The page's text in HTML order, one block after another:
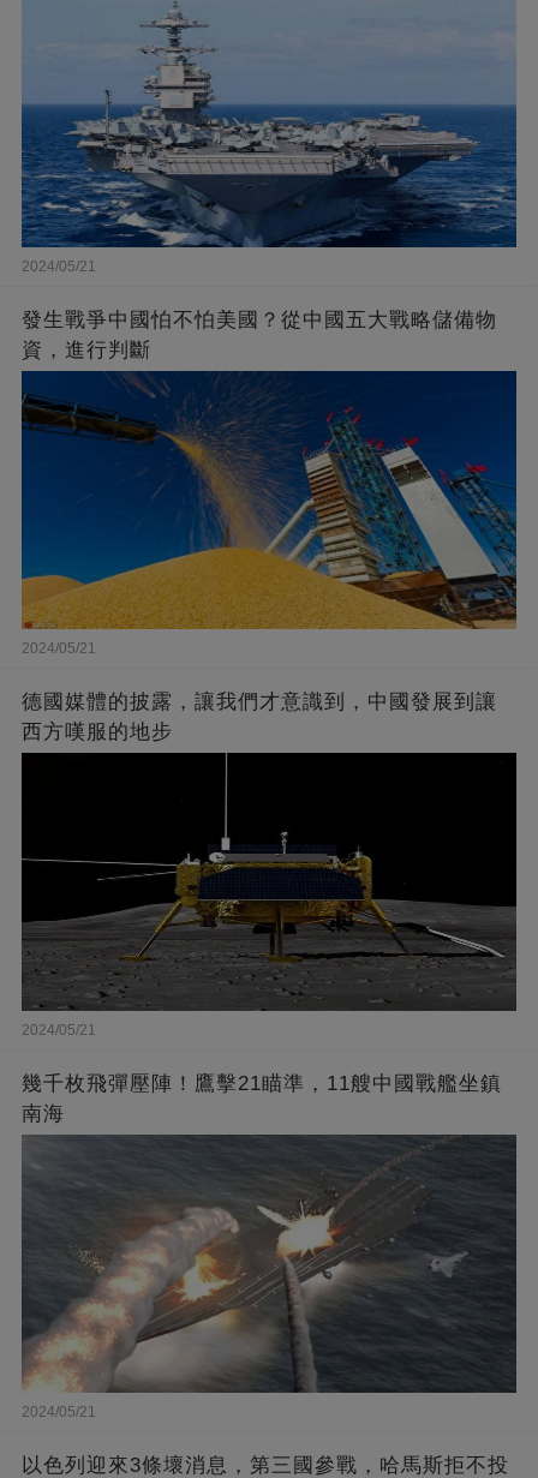
2024/05/21
發生戰爭中國怕不怕美國？從中國五大戰略儲備物
資，進行判斷
2024/05/21
德國媒體的披露，讓我們才意識到，中國發展到讓
西方嘆服的地步
2024/05/21
幾千枚飛彈壓陣！鷹擊21瞄準，11艘中國戰艦坐鎮
南海
2024/05/21
以色列迎來3條壞消息，第三國參戰，哈馬斯拒不投